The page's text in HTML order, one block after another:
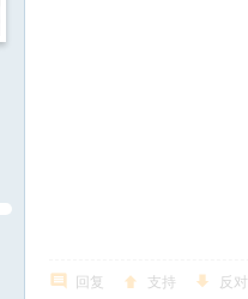
回复 支持 反对